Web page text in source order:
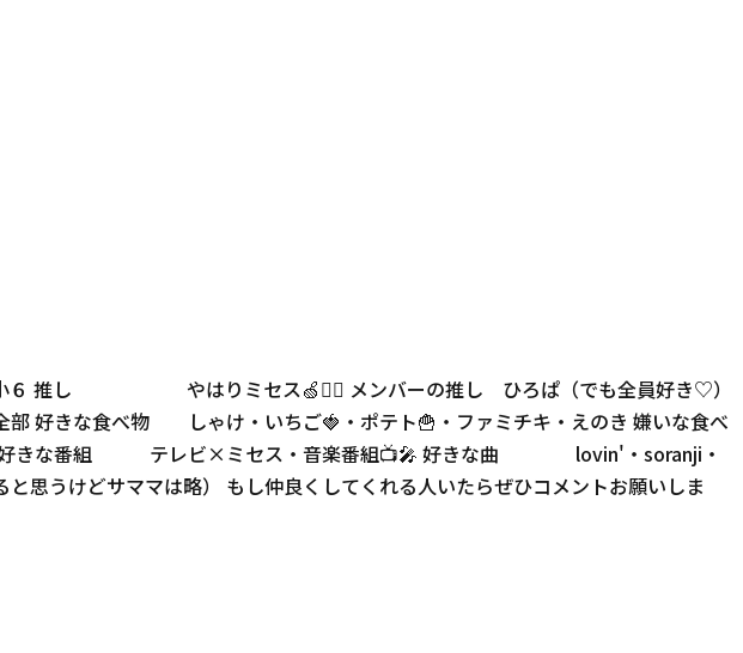
やはりミセス🍏❤️‍🔥 メンバーの推し ひろぱ（でも全員好き♡）
しゃけ・いちご🍓・ポテト🍟・ファミチキ・えのき 嫌いな食べ
好きな番組 テレビ×ミセス・音楽番組📺🎤 好きな曲 lovin'・soranji・
サママは略） もし仲良くしてくれる人いたらぜひコメントお願いしま